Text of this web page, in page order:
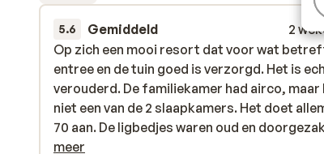
5.6 Gemiddeld
2
Op zich een mooi resort dat voor wat
entree en de tuin goed is verzorgd. Het is
verouderd. De familiekamer had airco,
niet een van de 2 slaapkamers. Het doet
70 aan. De ligbedjes waren oud en
in het hoogseizoen echt voor 7u je handdoek
Op zich een mooi resort dat voor wat
entree en de tuin goed is verzorgd. Het is
verouderd. De familiekamer had airco,
niet een van de 2 slaapkamers. Het doet
70 aan. De ligbedjes waren oud en
meer